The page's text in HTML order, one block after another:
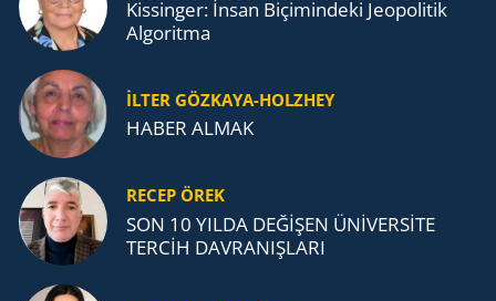
Kissinger: İnsan Biçimindeki Jeopolitik
Algoritma
İLTER GÖZKAYA-HOLZHEY
HABER ALMAK
RECEP ÖREK
SON 10 YILDA DEĞİŞEN ÜNİVERSİTE
TERCİH DAVRANIŞLARI